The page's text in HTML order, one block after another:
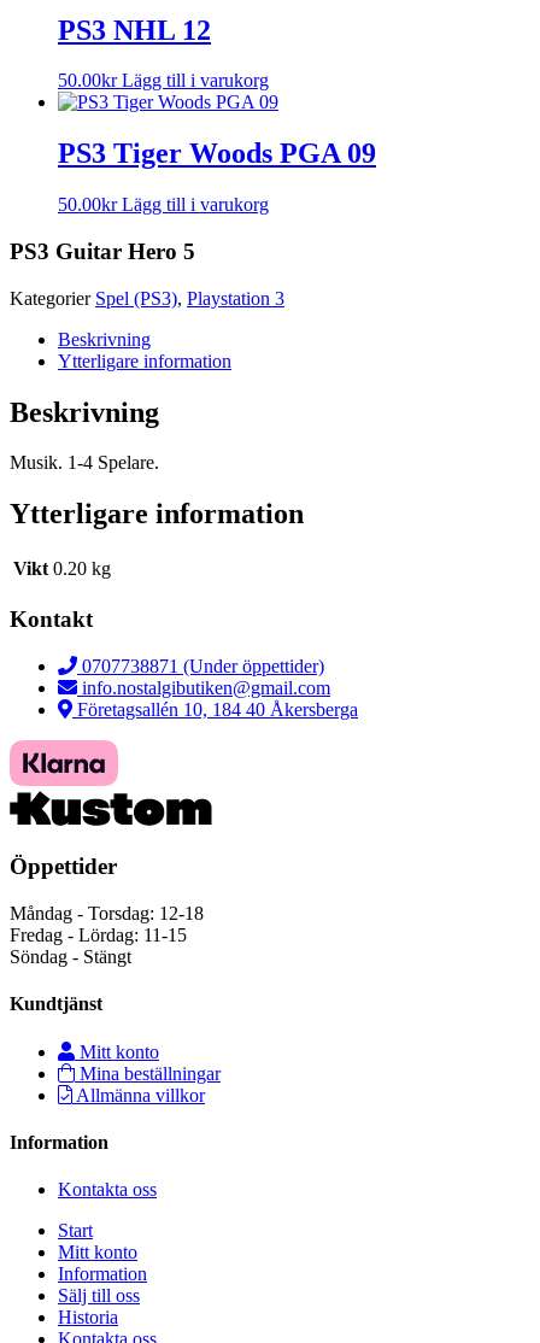
PS3 NHL 12
50.00kr Lägg till i varukorg
PS3 Tiger Woods PGA 09
50.00kr Lägg till i varukorg
PS3 Guitar Hero 5
Kategorier Spel (PS3), Playstation 3
Beskrivning
Ytterligare information
Beskrivning
Musik. 1-4 Spelare.
Ytterligare information
Vikt 0.20 kg
Kontakt
0707738871 (Under öppettider)
info.nostalgibutiken@gmail.com
Företagsallén 10, 184 40 Åkersberga
Öppettider
Måndag - Torsdag: 12-18
Fredag - Lördag: 11-15
Söndag - Stängt
Kundtjänst
Mitt konto
Mina beställningar
Allmänna villkor
Information
Kontakta oss
Start
Mitt konto
Information
Sälj till oss
Historia